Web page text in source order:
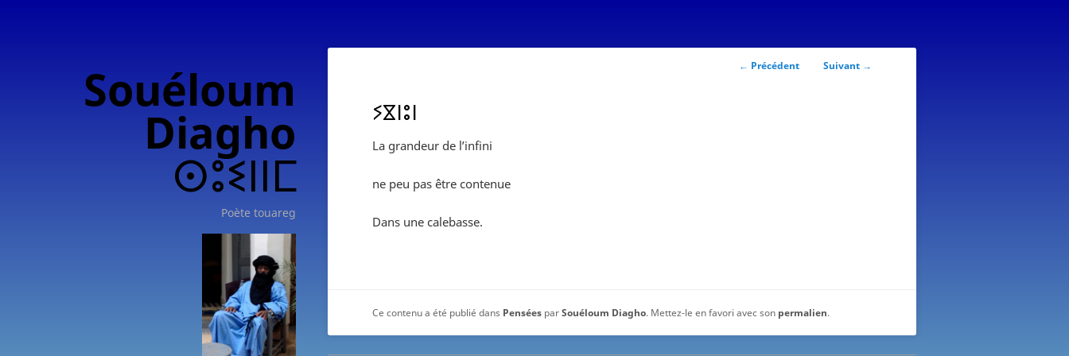
Souéloum
Diagho
ⵙⵓⵉⵏⵏⵎ
Poète touareg
Navigation
← Précédent Suivant →
ⵢⴵⵏⵓⵏ
La grandeur de l’infini
ne peu pas être contenue
Dans une calebasse.
Ce contenu a été publié dans Pensées parSouéloum Diagho. Mettez-le en favori avec son permalien.